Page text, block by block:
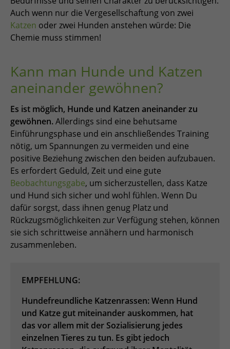
Auch wenn nur die Vergesellschaftung von zwei
Katzen oder zwei Hunden anstehen würde: Die
Chemie muss stimmen!
Kann man Hunde und Katzen
aneinander gewöhnen?
Es ist möglich, Hunde und Katzen aneinander zu
gewöhnen.Allerdings sind eine behutsame
Einführungsphase und ein anschließendes Training
nötig, um Spannungen zu vermeiden und eine
positive Beziehung zwischen den beiden aufzubauen.
Es erfordert Geduld, Zeit und eine gute
Beobachtungsgabe, um sicherzustellen, dass Katze
und Hund sich sicher und wohl fühlen. Wenn Du
dafür sorgst, dass ihnen genug Platz und
Rückzugsmöglichkeiten zur Verfügung stehen, können
sie sich schrittweise annähern und harmonisch
zusammenleben.
EMPFEHLUNG:
Hundefreundliche Katzenrassen: Wenn Hund
und Katze gut miteinander auskommen, hat
das vor allem mit der Sozialisierung jedes
einzelnen Tieres zu tun. Es gibt jedoch